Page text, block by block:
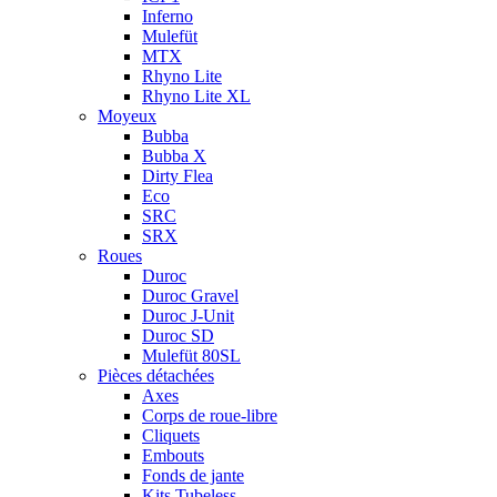
Inferno
Mulefüt
MTX
Rhyno Lite
Rhyno Lite XL
Moyeux
Bubba
Bubba X
Dirty Flea
Eco
SRC
SRX
Roues
Duroc
Duroc Gravel
Duroc J-Unit
Duroc SD
Mulefüt 80SL
Pièces détachées
Axes
Corps de roue-libre
Cliquets
Embouts
Fonds de jante